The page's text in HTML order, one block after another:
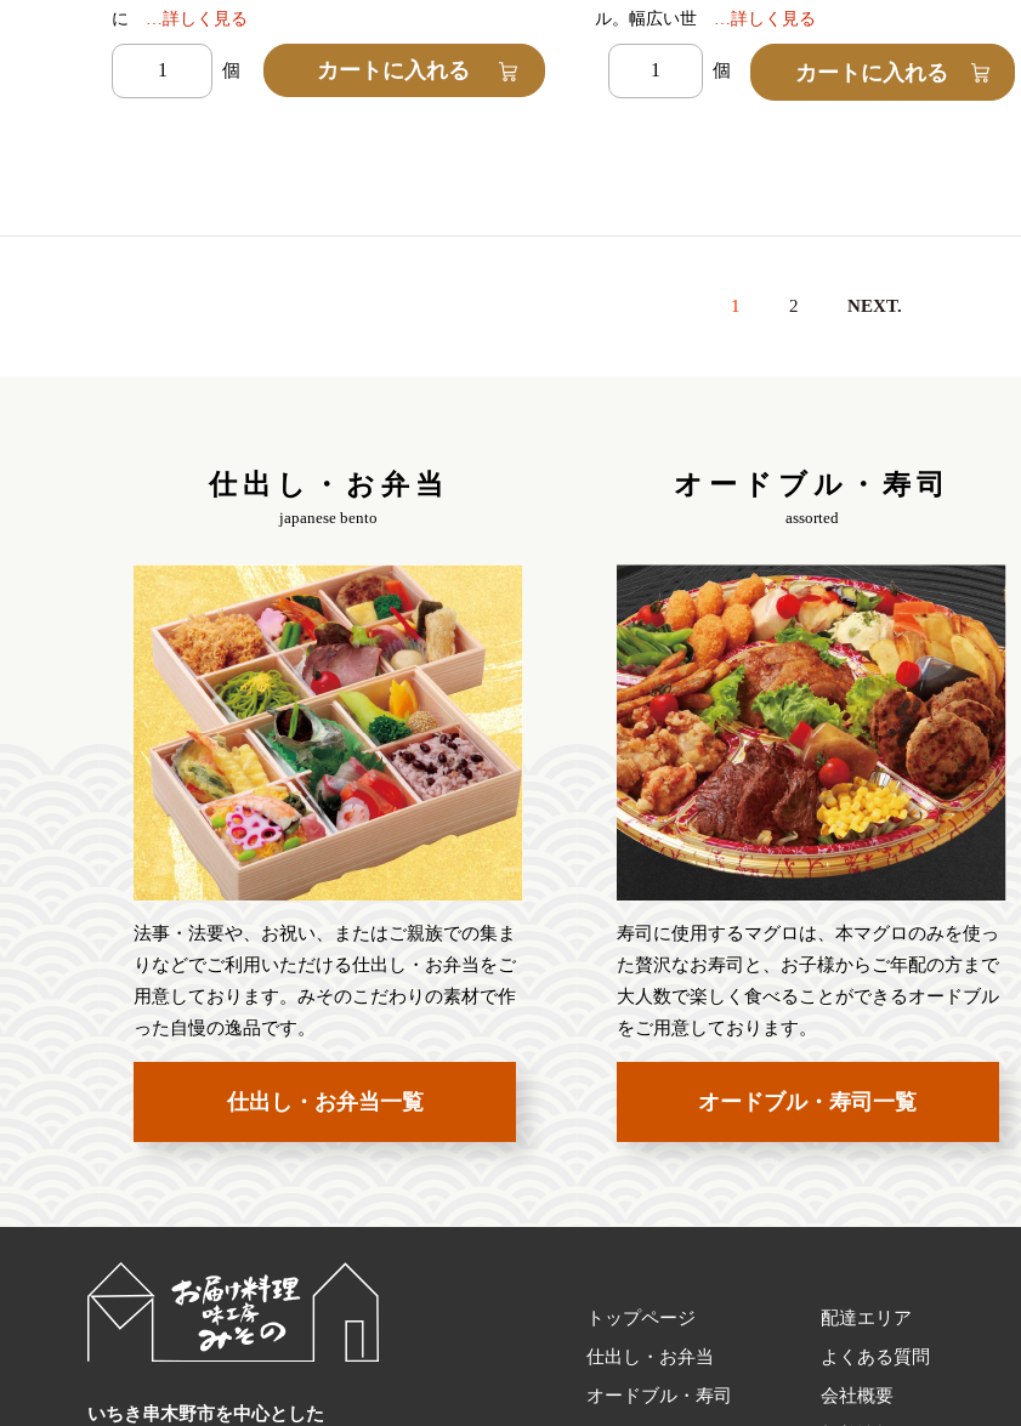
に
…詳しく見る
ル。幅広い世
…詳しく見る
1 2 NEXT.
仕出し・お弁当
japanese bento
法事・法要や、お祝い、またはご親族での集ま
りなどでご利用いただける仕出し・お弁当をご
用意しております。みそのこだわりの素材で作
った自慢の逸品です。
仕出し・お弁当一覧
オードブル・寿司
assorted
寿司に使用するマグロは、本マグロのみを使っ
た贅沢なお寿司と、お子様からご年配の方まで
大人数で楽しく食べることができるオードブル
をご用意しております。
オードブル・寿司一覧
いちき串木野市を中心とした
トップページ
仕出し・お弁当
オードブル・寿司
配達エリア
よくある質問
会社概要